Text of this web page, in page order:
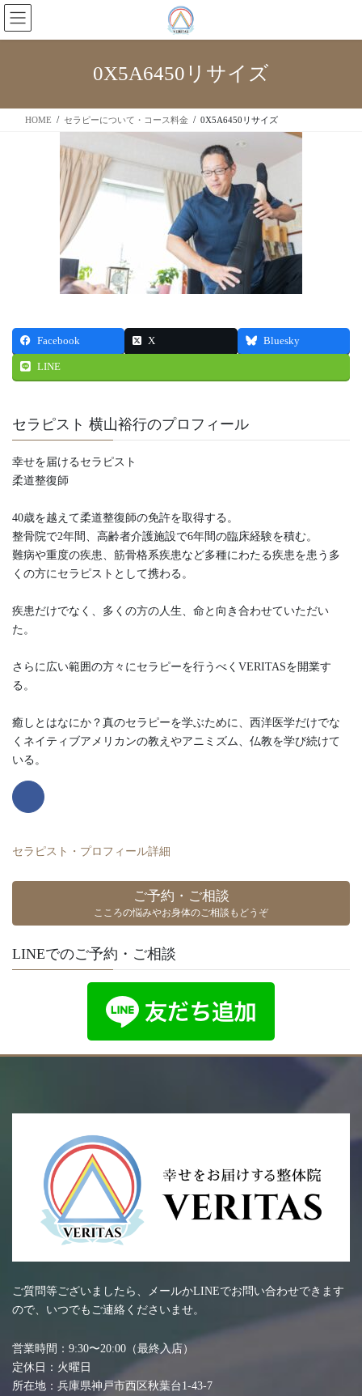
0X5A6450リサイズ
HOME セラピーについて・コース料金 0X5A6450リサイズ
Facebook X Bluesky
LINE
セラピスト 横山裕行のプロフィール
幸せを届けるセラピスト
柔道整復師
40歳を越えて柔道整復師の免許を取得する。
整骨院で2年間、高齢者介護施設で6年間の臨床経験を積む。
難病や重度の疾患、筋骨格系疾患など多種にわたる疾患を患う多
くの方にセラピストとして携わる。
疾患だけでなく、多くの方の人生、命と向き合わせていただい
た。
さらに広い範囲の方々にセラピーを行うべくVERITASを開業す
る。
癒しとはなにか？真のセラピーを学ぶために、西洋医学だけでな
くネイティブアメリカンの教えやアニミズム、仏教を学び続けて
いる。
セラピスト・プロフィール詳細
ご予約・ご相談
こころの悩みやお身体のご相談もどうぞ
LINEでのご予約・ご相談
ご質問等ございましたら、メールかLINEでお問い合わせできます
ので、いつでもご連絡くださいませ。
営業時間：9:30〜20:00（最終入店）
定休日：火曜日
所在地：兵庫県神戸市西区秋葉台1-43-7